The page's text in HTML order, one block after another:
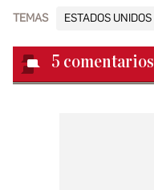
TEMAS ESTADOS UNIDOS
5 comentarios